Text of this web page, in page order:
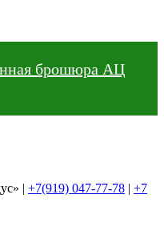
брошюра АЦ
| +7(919) 047-77-78 | +7